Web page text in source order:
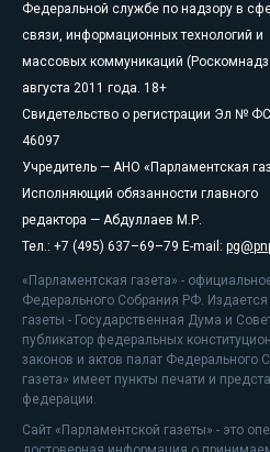
Федеральной службе по надзору в
связи, информационных технологий и
массовых коммуникаций
августа 2011 года. 18+
Свидетельство о регистрации Эл №
46097
Учредитель — АНО «Парламентская
Исполняющий обязанности главного
редактора — Абдуллаев М.Р.
Тел.: +7 (495) 637–69–79 E-mail:
«Парламентская газета» -
Федерального Собрания РФ.
газеты - Государственная Дума и
публикатор федеральных
законов и актов палат Федерального
газета» имеет пункты печати и
федерации.
Сайт «Парламентской газеты» - это